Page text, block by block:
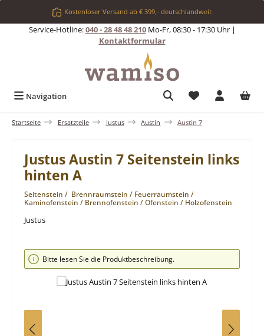
Zum Hauptinhalt springenKostenloser Versand ab € 399,- deutschlandweit
Service-Hotline:040 - 28 48 48 210Mo-Fr, 08:30 - 17:30 Uhr |
Kontaktformular
Navigation Du hast 0
Startseite Ersatzteile Justus Austin Austin 7
Justus Austin 7 Seitenstein links
hinten A
Seitenstein / Brennraumstein / Feuerraumstein /
Kaminofenstein / Brennofenstein / Ofenstein / Holzofenstein
Justus
Bildergalerie überspringen
Bitte lesen Sie die Produktbeschreibung.